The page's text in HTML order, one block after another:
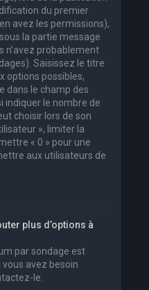
du premier
avez les permissions),
la partie message
n’avez probablement
Saisissez le titre
options possibles,
dans le champ des
indiquer le nombre de
choisir lors de son
», limiter la
« 0 » pour une
aux utilisateurs de
plus d’options à
par sondage est
vous avez besoin
le.